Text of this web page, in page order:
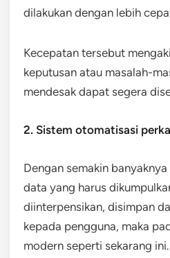
dilakukan dengan lebih
Kecepatan tersebut
keputusan atau masalah-
mendesak dapat segera
2. Sistem otomatisasi
Dengan semakin
data yang harus
diinterpensikan, disimpan
kepada pengguna, maka
modern seperti sekarang ini.